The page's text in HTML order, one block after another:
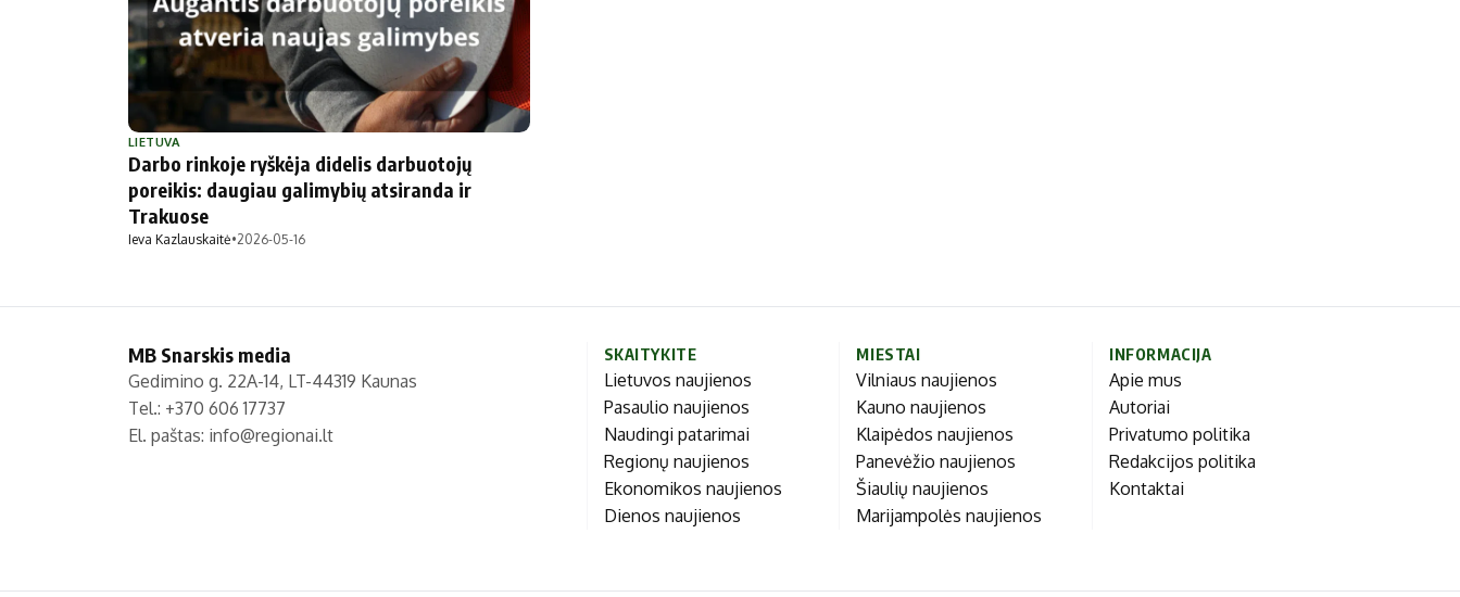
Regionai
Lietuva
Pasaulis
Politika
Patarimai
Dirbtinis intelektas
Gineso rekordai
Laisvalaikis
Sveikata
Technologijos
Indėlių palūkanos
Dienos naujienos
LIETUVA
Darbo rinkoje ryškėja didelis darbuotojų
poreikis: daugiau galimybių atsiranda ir
Trakuose
Ieva Kazlauskaitė•2026-05-16
MB Snarskis media
Gedimino g. 22A-14, LT-44319 Kaunas
Tel.: +370 606 17737
El. paštas: info@regionai.lt
SKAITYKITE
Lietuvos naujienos
Pasaulio naujienos
Naudingi patarimai
Regionų naujienos
Ekonomikos naujienos
Dienos naujienos
MIESTAI
Vilniaus naujienos
Kauno naujienos
Klaipėdos naujienos
Panevėžio naujienos
Šiaulių naujienos
Marijampolės naujienos
INFORMACIJA
Apie mus
Autoriai
Privatumo politika
Redakcijos politika
Kontaktai